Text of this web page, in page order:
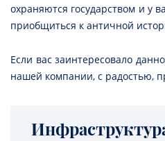
охраняются государством и у
приобщиться к античной
Если вас заинтересовало
нашей компании, с радостью,